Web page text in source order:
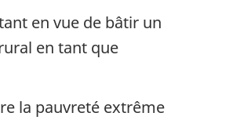
en vue de bâtir un
en tant que
la pauvreté extrême